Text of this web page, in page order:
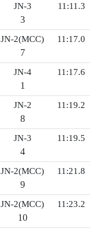
JN-3
3
11:11.3
JN-2(MCC)
7
11:17.0
JN-4
1
11:17.6
JN-2
8
11:19.2
JN-3
4
11:19.5
JN-2(MCC)
9
11:21.8
JN-2(MCC)
10
11:23.2